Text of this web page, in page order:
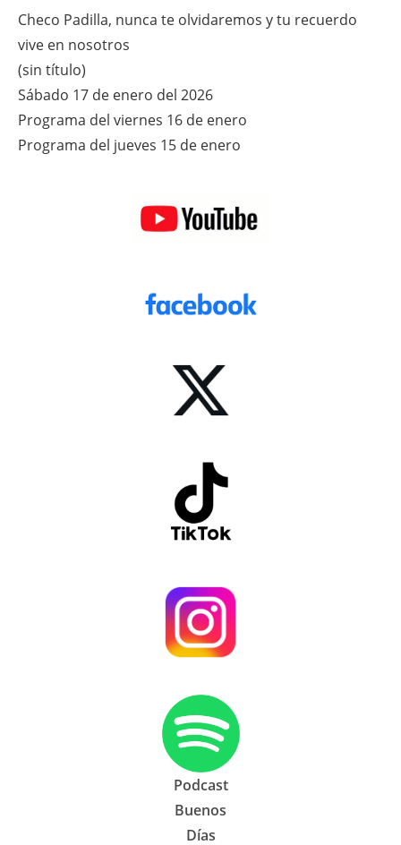
Checo Padilla, nunca te olvidaremos y tu recuerdo
vive en nosotros
(sin título)
Sábado 17 de enero del 2026
Programa del viernes 16 de enero
Programa del jueves 15 de enero
Podcast
Buenos
Días